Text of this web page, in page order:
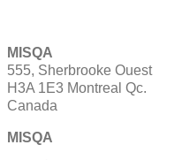
MISQA
555, Sherbrooke Ouest
H3A 1E3 Montreal Qc.
Canada
MISQA